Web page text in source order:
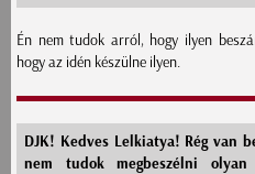
Én nem tudok arról, hogy ilyen
hogy az idén készülne ilyen.
DJK! Kedves Lelkiatya! Rég van
nem tudok megbeszélni